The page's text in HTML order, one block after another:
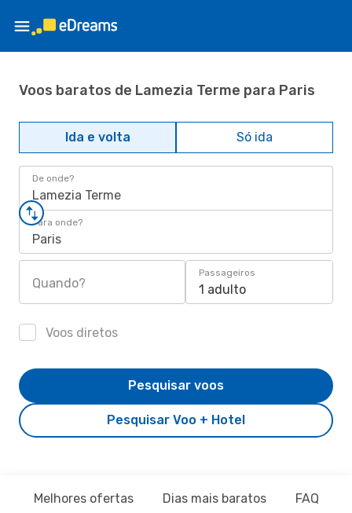
Voos baratos de Lamezia Terme para Paris
Ida e volta Só ida
De onde?
Lamezia Terme
Para onde?
Paris
Quando?
Passageiros
1 adulto
Voos diretos
Pesquisar Voo + Hotel
Pesquisar voos
Melhores ofertas Dias mais baratos FAQ